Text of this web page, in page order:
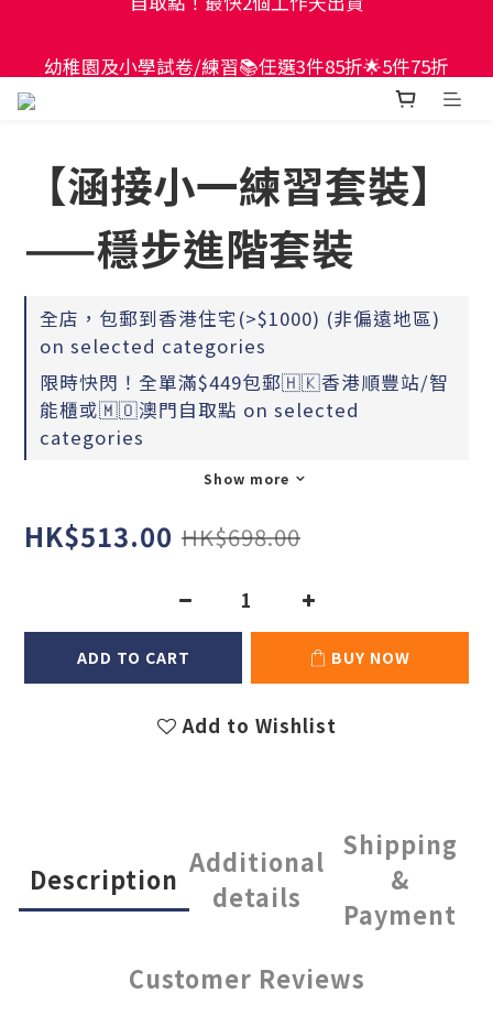
自取點！最快2個工作天出貨
現貨童書正價全場65折！$449包郵香港智能櫃或澳門
【涵接小一練習套裝】
——穩步進階套裝
全店，包郵到香港住宅(>$1000) (非偏遠地區)
on selected categories
限時快閃！全單滿$449包郵🇭🇰香港順豐站/智
能櫃或🇲🇴澳門自取點 on selected
categories
Show more
HK$513.00 HK$698.00
ADD TO CART BUY NOW
Add to Wishlist
Description
Additional
details
Shipping
&
Payment
Customer Reviews